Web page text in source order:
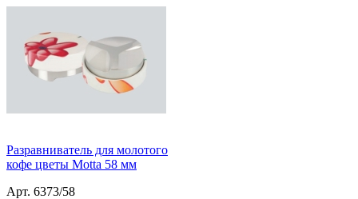
Разравниватель для молотого
кофе цветы Motta 58 мм
Арт. 6373/58